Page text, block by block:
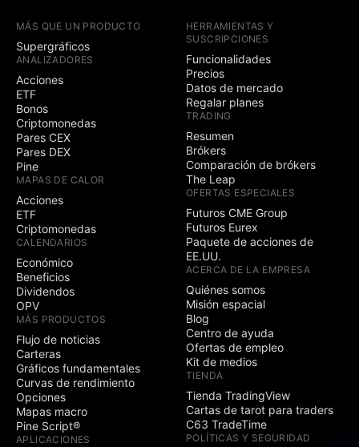
MÁS QUE UN PRODUCTO
Supergráficos
ANALIZADORES
Acciones
ETF
Bonos
Criptomonedas
Pares CEX
Pares DEX
Pine
MAPAS DE CALOR
Acciones
ETF
Criptomonedas
CALENDARIOS
Económico
Beneficios
Dividendos
OPV
MÁS PRODUCTOS
Flujo de noticias
Carteras
Gráficos fundamentales
Curvas de rendimiento
Opciones
Mapas macro
Pine Script®
APLICACIONES
HERRAMIENTAS Y
SUSCRIPCIONES
Funcionalidades
Precios
Datos de mercado
Regalar planes
TRADING
Resumen
Brókers
Comparación de brókers
The Leap
OFERTAS ESPECIALES
Futuros CME Group
Futuros Eurex
Paquete de acciones de
EE.UU.
ACERCA DE LA EMPRESA
Quiénes somos
Misión espacial
Blog
Centro de ayuda
Ofertas de empleo
Kit de medios
TIENDA
Tienda TradingView
Cartas de tarot para traders
C63 TradeTime
POLÍTICAS Y SEGURIDAD